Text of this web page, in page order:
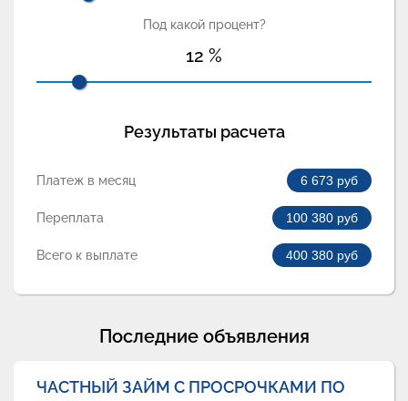
Под какой процент?
12 %
Результаты расчета
Платеж в месяц 6 673 руб
Переплата 100 380 руб
Всего к выплате 400 380 руб
Последние объявления
ЧАСТНЫЙ ЗАЙМ С ПРОСРОЧКАМИ ПО